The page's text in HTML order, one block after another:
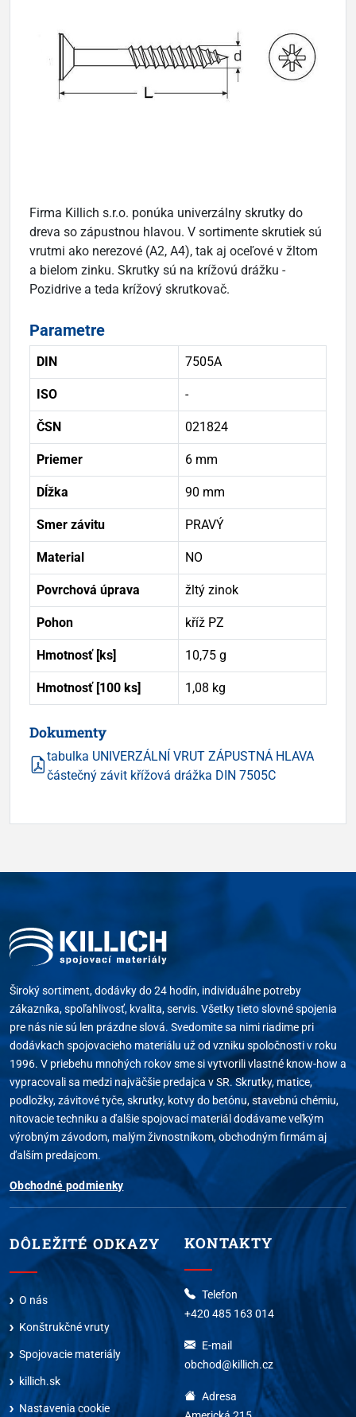
Firma Killich s.r.o. ponúka univerzálny skrutky do
dreva so zápustnou hlavou. V sortimente skrutiek sú
vrutmi ako nerezové (A2, A4), tak aj oceľové v žltom
a bielom zinku. Skrutky sú na krížovú drážku -
Pozidrive a teda krížový skrutkovač.
Parametre
DIN 7505A
ISO -
ČSN 021824
Priemer 6 mm
Dĺžka 90 mm
Smer závitu PRAVÝ
Material NO
Povrchová úprava žltý zinok
Pohon kříž PZ
Hmotnosť [ks] 10,75 g
Hmotnosť [100 ks] 1,08 kg
Dokumenty
tabulka UNIVERZÁLNÍ VRUT ZÁPUSTNÁ HLAVA
částečný závit křížová drážka DIN 7505C
Široký sortiment, dodávky do 24 hodín, individuálne potreby
zákazníka, spoľahlivosť, kvalita, servis. Všetky tieto slovné spojenia
pre nás nie sú len prázdne slová. Svedomite sa nimi riadime pri
dodávkach spojovacieho materiálu už od vzniku spoločnosti v roku
1996. V priebehu mnohých rokov sme si vytvorili vlastné know-how a
vypracovali sa medzi najväčšie predajca v SR. Skrutky, matice,
podložky, závitové tyče, skrutky, kotvy do betónu, stavebnú chémiu,
nitovacie techniku a ďalšie spojovací materiál dodávame veľkým
výrobným závodom, malým živnostníkom, obchodným firmám aj
ďalším predajcom.
Obchodné podmienky
DÔLEŽITÉ ODKAZY
O nás
Konštrukčné vruty
Spojovacie materiály
killich.sk
Nastavenia cookie
KONTAKTY
Telefon
+420 485 163 014
E-mail
obchod@killich.cz
Adresa